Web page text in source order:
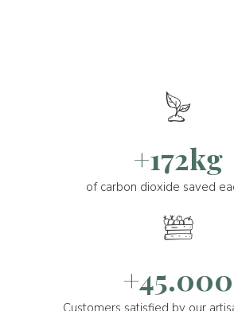
+172kg
of carbon dioxide saved
+45.000
Customers satisfied by our